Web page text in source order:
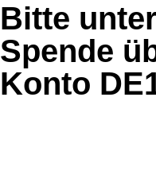
Bitte
Spende
Konto